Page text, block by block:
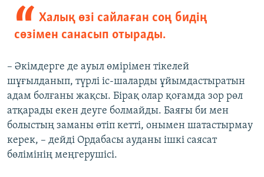
Халық өзі сайлаған соң бидің
сөзімен санасып отырады.
– Әкімдерге де ауыл өмірімен тікелей
шұғылданып, түрлі іс-шаларды ұйымдастыратын
адам болғаны жақсы. Бірақ олар қоғамда зор рөл
атқарады екен деуге болмайды. Баяғы би мен
болыстың заманы өтіп кетті, онымен шатастырмау
керек, – дейді Ордабасы ауданы ішкі саясат
бөлімінің меңгерушісі.